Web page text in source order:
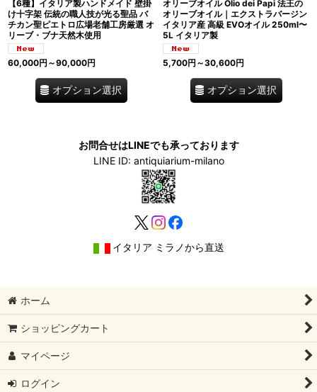
【6種】イタリア製ハンドメイド 壁掛
け十字架 伝統の職人技が光る聖品 バ
チカン聖ピエトロ広場老舗工房厳選 オ
リーブ・ブナ天然木使用
60,000円 ～90,000円
オプション選択
オリーブオイル Olio dei Papi 法王の
オリーブオイル｜エクストラバージン
イタリア産 高級 EVOオイル 250ml〜
5L イタリア製
5,700円 ～30,600円
オプション選択
お問合せはLINEでも承っております
LINE ID: antiquiarium-milano
イタリア ミラノから直送
ホーム
ショッピングカート
マイページ
ログイン